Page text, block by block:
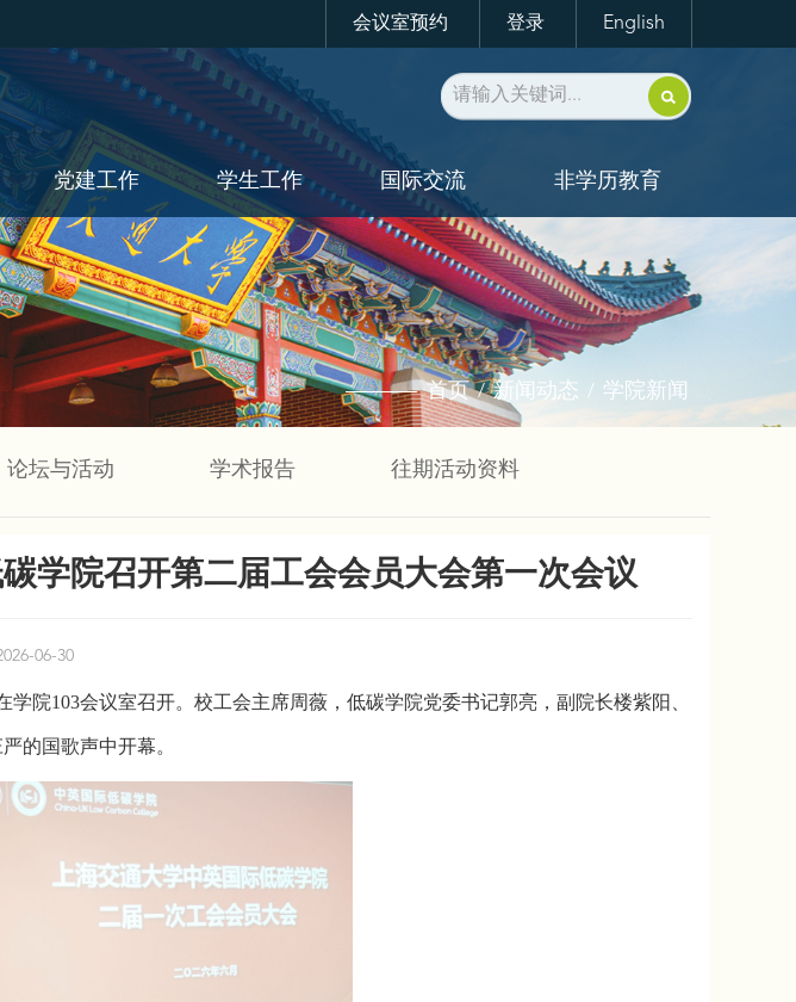
会议室预约 登录 English
党建工作 学生工作 国际交流 非学历教育
首页/新闻动态 / 学院新闻
论坛与活动 学术报告 往期活动资料
学院召开第二届工会会员大会第一次会议
06-30
院103会议室召开。校工会主席周薇，低碳学院党委书记郭亮，副院长楼紫阳、
的国歌声中开幕。